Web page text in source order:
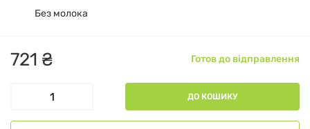
721 ₴ Готов до відправлення
ДО КОШИКУ
Без молока